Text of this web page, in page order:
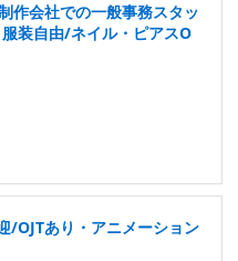
作会社での一般事務スタッ
装自由/ネイル・ピアスO
/OJTあり・アニメーション